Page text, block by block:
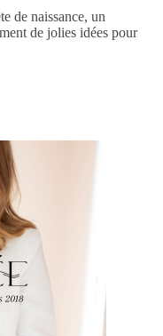
de naissance, un
de jolies idées pour